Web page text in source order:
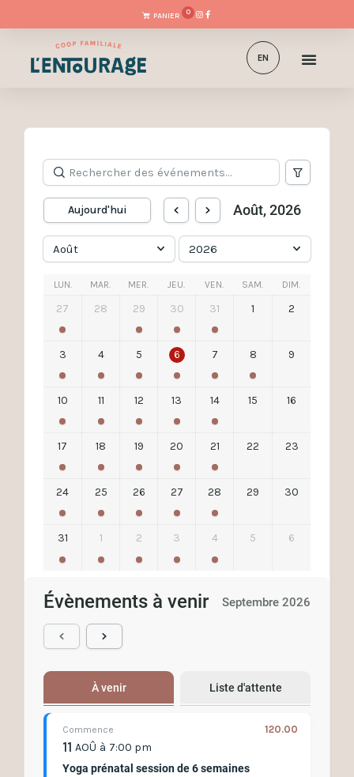
0
EN
Aujourd'hui Août, 2026
Août 2026
LUN. MAR. MER. JEU. VEN. SAM. DIM.
27 28 29 30 31 1 2
3 4 5 6 7 8 9
10 11 12 13 14 15 16
17 18 19 20 21 22 23
24 25 26 27 28 29 30
31 1 2 3 4 5 6
Évènements à venir Septembre 2026
À venir Liste d'attente
Commence 120.00
11 AOÛ à 7:00 pm
Yoga prénatal session de 6 semaines